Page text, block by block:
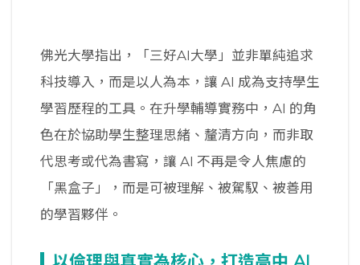
佛光大學指出，「三好AI大學」並非單純追求
科技導入，而是以人為本，讓 AI 成為支持學生
學習歷程的工具。在升學輔導實務中，AI 的角
色在於協助學生整理思緒、釐清方向，而非取
代思考或代為書寫，讓 AI 不再是令人焦慮的
「黑盒子」，而是可被理解、被駕馭、被善用
的學習夥伴。